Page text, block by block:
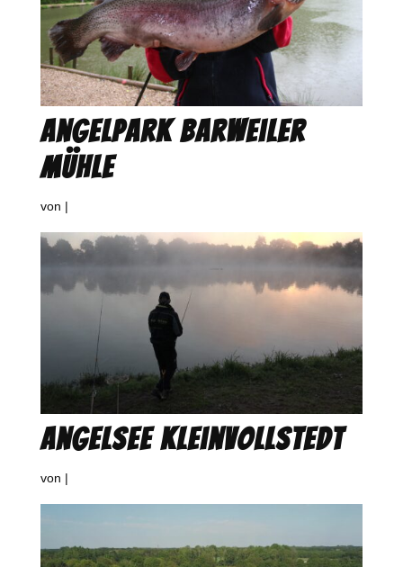
Angelpark Barweiler
Mühle
von |
Angelsee Kleinvollstedt
von |